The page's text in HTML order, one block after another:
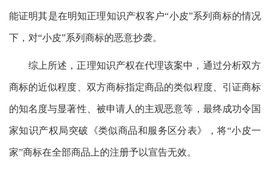
能证明其是在明知正理知识产权客户“小皮”系列商标的情况
下，对“小皮”系列商标的恶意抄袭。
综上所述，正理知识产权在代理该案中，通过分析双方
商标的近似程度、双方商标指定商品的类似程度、引证商标
的知名度与显著性、被申请人的主观恶意等，最终成功令国
家知识产权局突破《类似商品和服务区分表》，将“小皮一
家”商标在全部商品上的注册予以宣告无效。